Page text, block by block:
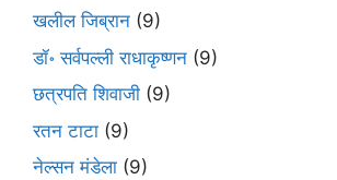
खलील जिब्रान (9)
डॉ॰ सर्वपल्ली राधाकृष्णन (9)
छत्रपति शिवाजी (9)
रतन टाटा (9)
नेल्सन मंडेला (9)